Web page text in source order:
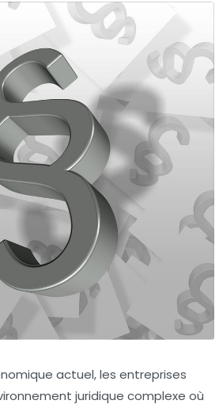
actuel, les entreprises
juridique complexe où